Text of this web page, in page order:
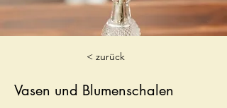
< zurück
Vasen und Blumenschalen